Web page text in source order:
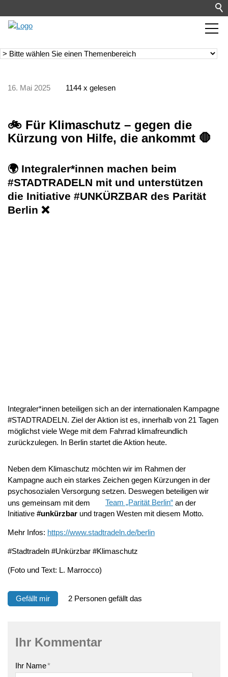
16. Mai 2025 1144 x gelesen
🚲 Für Klimaschutz – gegen die
Kürzung von Hilfe, die ankommt 🛑
🌍 Integraler*innen machen beim
#STADTRADELN mit und unterstützen
die Initiative #UNKÜRZBAR des Parität
Berlin ❌
Integraler*innen beteiligen sich an der internationalen Kampagne
#STADTRADELN. Ziel der Aktion ist es, innerhalb von 21 Tagen
möglichst viele Wege mit dem Fahrrad klimafreundlich
zurückzulegen. In Berlin startet die Aktion heute.
Neben dem Klimaschutz möchten wir im Rahmen der
Kampagne auch ein starkes Zeichen gegen Kürzungen in der
psychosozialen Versorgung setzen. Deswegen beteiligen wir
uns gemeinsam mit dem
Team „Parität Berlin“ an der
Initiative #unkürzbar und tragen Westen mit diesem Motto.
Mehr Infos: https://www.stadtradeln.de/berlin
#Stadtradeln #Unkürzbar #Klimaschutz
(Foto und Text: L. Marrocco)
Gefällt mir 2 Personen gefällt das
Ihr Kommentar
Ihr Name*